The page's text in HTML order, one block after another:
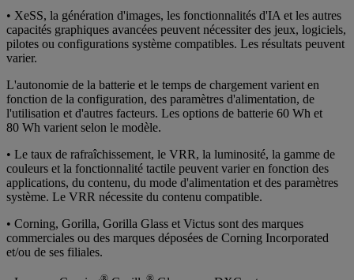
• XeSS, la génération d'images, les fonctionnalités d'IA et les autres
capacités graphiques avancées peuvent nécessiter des jeux, logiciels,
pilotes ou configurations système compatibles. Les résultats peuvent
varier.
L'autonomie de la batterie et le temps de chargement varient en
fonction de la configuration, des paramètres d'alimentation, de
l'utilisation et d'autres facteurs. Les options de batterie 60 Wh et
80 Wh varient selon le modèle.
• Le taux de rafraîchissement, le VRR, la luminosité, la gamme de
couleurs et la fonctionnalité tactile peuvent varier en fonction des
applications, du contenu, du mode d'alimentation et des paramètres
système. Le VRR nécessite du contenu compatible.
• Corning, Gorilla, Gorilla Glass et Victus sont des marques
commerciales ou des marques déposées de Corning Incorporated
et/ou de ses filiales.